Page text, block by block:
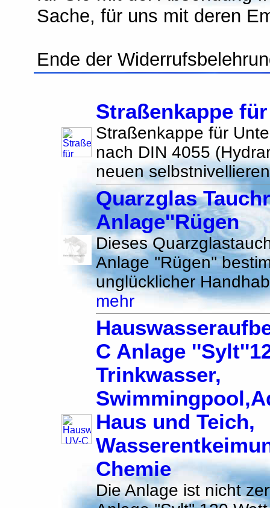
Sache, für uns mit deren
Ende der
Straßenkappe
Straßenkappe für
nach DIN 4055
neuen
Quarzglas
Anlage''Rügen
Dieses
Anlage ''Rügen''
unglücklicher
mehr
C Anlage
Trinkwasser,
Haus und Teich,
Chemie
Die Anlage ist nicht